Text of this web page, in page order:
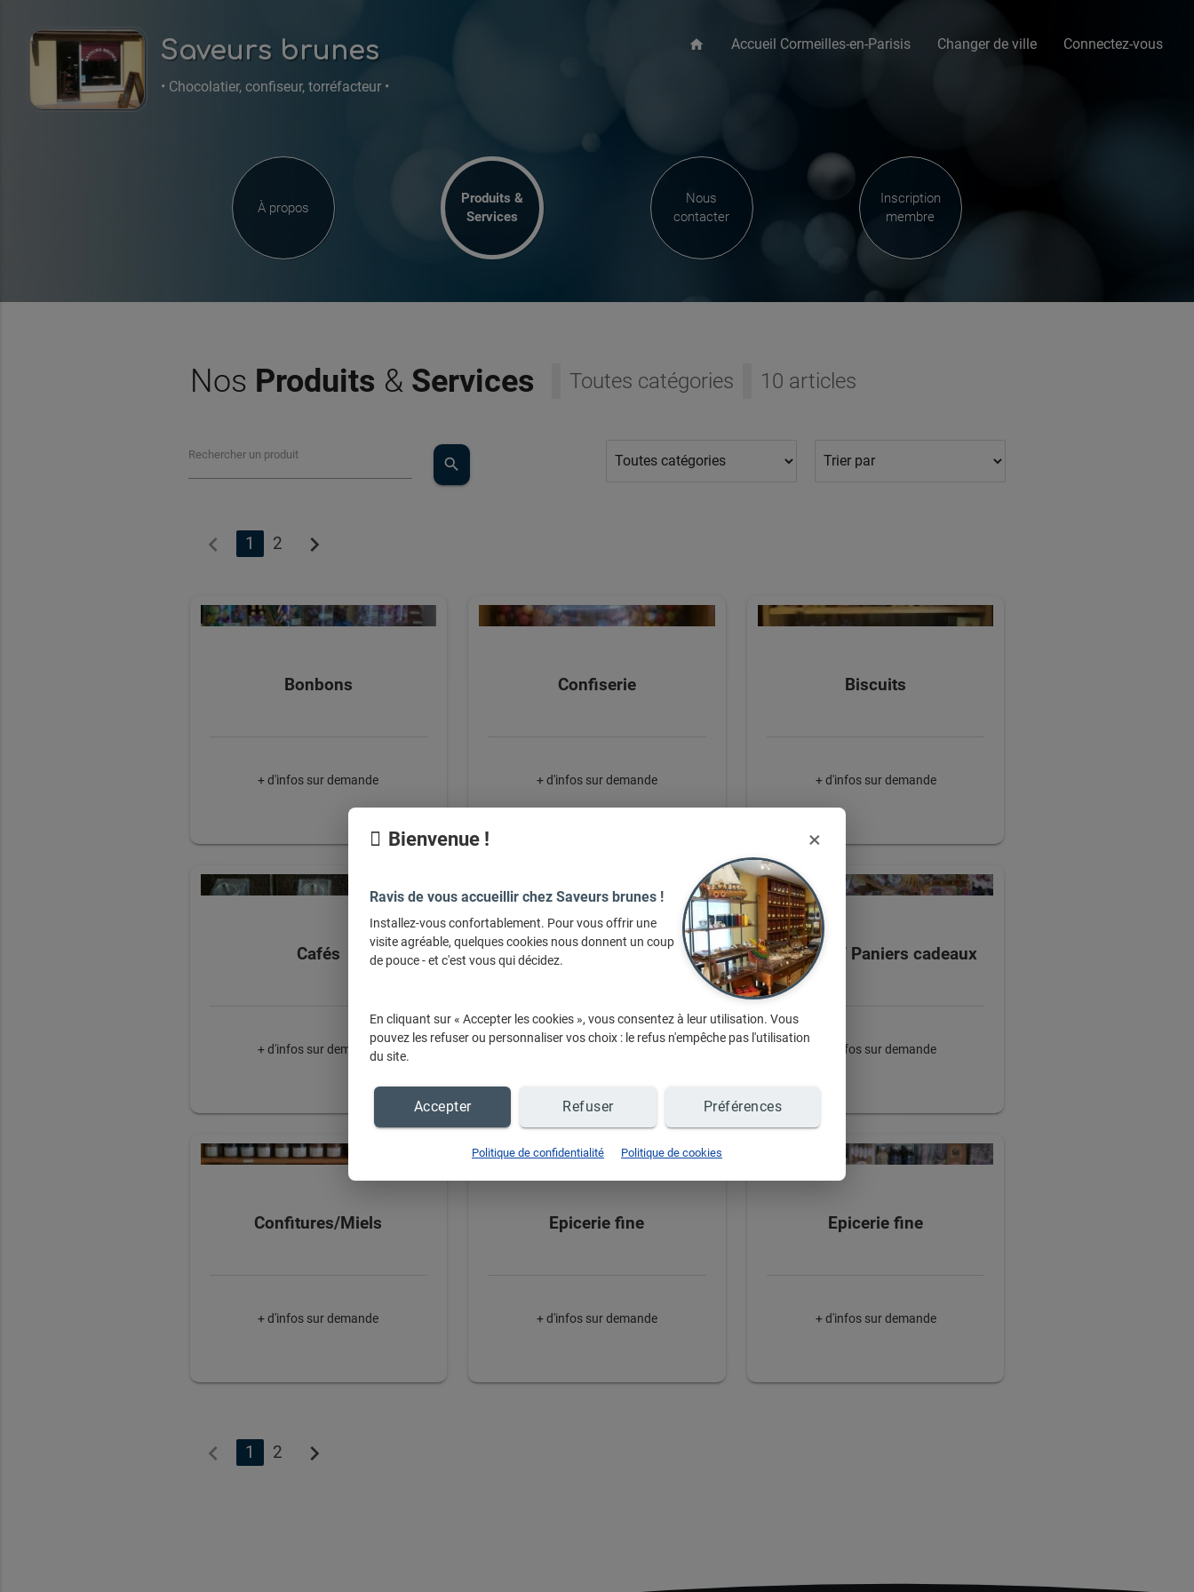
Saveurs brunes
• Chocolatier, confiseur, torréfacteur •
home Accueil Cormeilles-en-Parisis Changer de ville Connectez-vous
À propos
Produits &
Services
Nous
contacter
Inscription
membre
Nos Produits & Services Toutes catégories 10 articles
Rechercher un produit
search
chevron_left 1 2 chevron_right
Bonbons
+ d'infos sur demande
Confiserie
+ d'infos sur demande
Biscuits
+ d'infos sur demande
Cafés
+ d'infos sur demande
Coffrets / Paniers cadeaux
+ d'infos sur demande
Confitures/Miels
+ d'infos sur demande
Epicerie fine
+ d'infos sur demande
Epicerie fine
+ d'infos sur demande
chevron_left 1 2 chevron_right
Bienvenue ! ×
Ravis de vous accueillir chez Saveurs brunes !
Installez-vous confortablement. Pour vous offrir une
visite agréable, quelques cookies nous donnent un coup
de pouce - et c'est vous qui décidez.
En cliquant sur « Accepter les cookies », vous consentez à leur utilisation. Vous
pouvez les refuser ou personnaliser vos choix : le refus n'empêche pas l'utilisation
du site.
Accepter Refuser Préférences
Politique de confidentialité Politique de cookies